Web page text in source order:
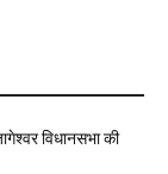
विधानसभा की